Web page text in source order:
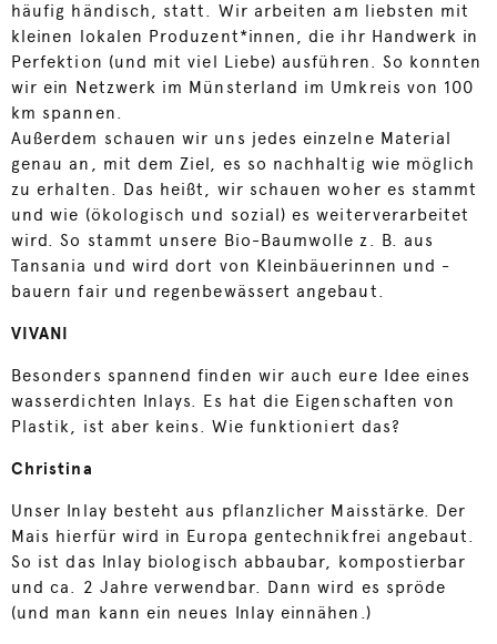
häufig händisch, statt. Wir arbeiten am liebsten mit
kleinen lokalen Produzent*innen, die ihr Handwerk in
Perfektion (und mit viel Liebe) ausführen. So konnten
wir ein Netzwerk im Münsterland im Umkreis von 100
km spannen.
Außerdem schauen wir uns jedes einzelne Material
genau an, mit dem Ziel, es so nachhaltig wie möglich
zu erhalten. Das heißt, wir schauen woher es stammt
und wie (ökologisch und sozial) es weiterverarbeitet
wird. So stammt unsere Bio-Baumwolle z. B. aus
Tansania und wird dort von Kleinbäuerinnen und -
bauern fair und regenbewässert angebaut.
VIVANI
Besonders spannend finden wir auch eure Idee eines
wasserdichten Inlays. Es hat die Eigenschaften von
Plastik, ist aber keins. Wie funktioniert das?
Christina
Unser Inlay besteht aus pflanzlicher Maisstärke. Der
Mais hierfür wird in Europa gentechnikfrei angebaut.
So ist das Inlay biologisch abbaubar, kompostierbar
und ca. 2 Jahre verwendbar. Dann wird es spröde
(und man kann ein neues Inlay einnähen.)